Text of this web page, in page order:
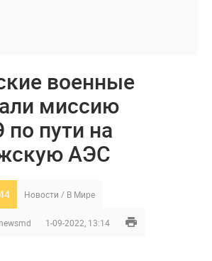
военные
миссию
пути на
АЭС
Новости / В Мире
newsmd 1-09-2022, 13:14